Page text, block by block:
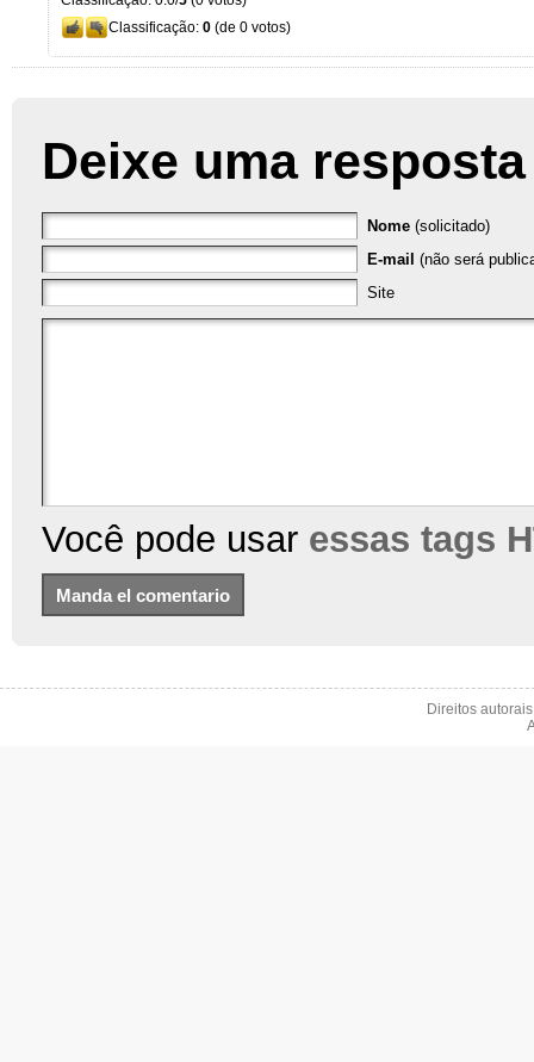
Classificação: 0 (de 0 votos)
Deixe uma resposta
Nome (solicitado)
E-mail (não será
Site
Você pode usar essas tags
Direitos